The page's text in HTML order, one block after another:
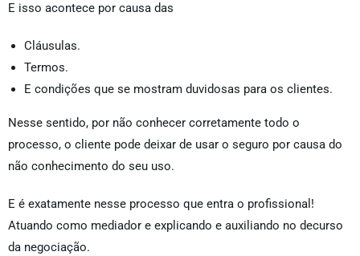
E isso acontece por causa das
Cláusulas.
Termos.
E condições que se mostram duvidosas para os clientes.
Nesse sentido, por não conhecer corretamente todo o
processo, o cliente pode deixar de usar o seguro por causa do
não conhecimento do seu uso.
E é exatamente nesse processo que entra o profissional!
Atuando como mediador e explicando e auxiliando no decurso
da negociação.